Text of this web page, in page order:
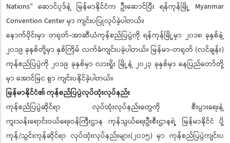
Nations” ဆောင်ပုဒ်နဲ့ မြန်မာနိုင်ငံက ဦးဆောင်ပြီး ရန်ကုန်မြို့ Myanmar
Convention Center မှာ ကျင်းပပြုလုပ်ခဲ့ပါတယ်။
နောက်ပိုင်းမှာ တရုတ်-အာဆီယံကုန်စည်ပြပွဲကို ရန်ကုန်မြို့မှာ ၂၀၁၈ ခုနှစ်နဲ့
၂၀၁၉ ခုနှစ်တို့မှာ နှစ်ကြိမ် လက်ခံကျင်းပခဲ့ပါတယ်။ မြန်မာ-တရုတ် (လင်ချန်း)
ကုန်စည်ပြပွဲကို ၂၀၁၉ ခုနှစ်မှာ လားရှိုး မြို့နဲ့ ၂၀၂၃ ခုနှစ်မှာ နေပြည်တော်တို့
မှာ အောင်မြင စွာ ကျင်းပနိုင်ခဲ့ပါတယ်။
မြန်မာနိုင်ငံ၏ ကုန်စည်ပြပွဲလုပ်ထုံးလုပ်နည်း
ကုန်စည်ပြပွဲဆိုင်ရာ လုပ်ထုံးလုပ်နည်းတွေကို စီးပွားရေးနဲ့
ကူးသန်းရောင်းဝယ်ရေးဝန်ကြီးဌာန ကုန်သွယ်ရေးဦးစီးဌာနရဲ့ မြန်မာနိုင်ငံ ပို့
ကုန်/သွင်းကုန်ဆိုင်ရာ လုပ်ထုံးလုပ်နည်းများ(၂၀၁၅) မှာ ကုန်စည်ပြပွဲကျင်းပ